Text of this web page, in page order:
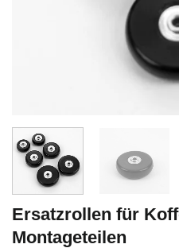
Ersatzrollen für
Montageteilen